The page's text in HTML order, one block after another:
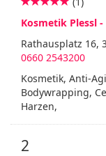
Kosmetik Plessl
Rathausplatz 16,
0660 2543200
Kosmetik, Anti-
Bodywrapping,
Harzen,
2